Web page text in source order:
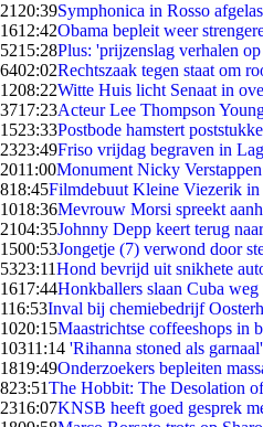
21 20:39Symphonica in Rosso
1612:42Obama bepleit weer
5215:28Plus: 'prijzenslag verhalen
6402:02Rechtszaak tegen staat om
1208:22Witte Huis licht Senaat in
3717:23Acteur Lee Thompson
1523:33Postbode hamstert
2323:49Friso vrijdag begraven in
2011:00Monument Nicky
818:45Filmdebuut Kleine Viezerik
1018:36Mevrouw Morsi spreekt
2104:35Johnny Depp keert terug
1500:53Jongetje (7) verwond door
5323:11Hond bevrijd uit snikhete
1617:44Honkballers slaan Cuba
116:53Inval bij chemiebedrijf
1020:15Maastrichtse coffeeshops in
10311:14 'Rihanna stoned als garnaal'
1819:49Onderzoekers bepleiten
823:51The Hobbit: The Desolation
2316:07KNSB heeft goed gesprek